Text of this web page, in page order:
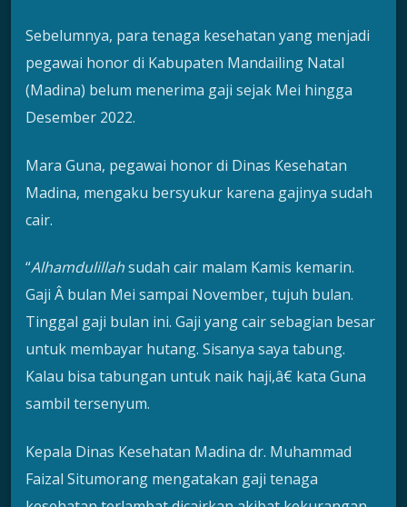
Sebelumnya, para tenaga kesehatan yang menjadi
pegawai honor di Kabupaten Mandailing Natal
(Madina) belum menerima gaji sejak Mei hingga
Desember 2022.
Mara Guna, pegawai honor di Dinas Kesehatan
Madina, mengaku bersyukur karena gajinya sudah
cair.
“Alhamdulillahsudah cair malam Kamis kemarin.
Gaji Â bulan Mei sampai November, tujuh bulan.
Tinggal gaji bulan ini. Gaji yang cair sebagian besar
untuk membayar hutang. Sisanya saya tabung.
Kalau bisa tabungan untuk naik haji,â€ kata Guna
sambil tersenyum.
Kepala Dinas Kesehatan Madina dr. Muhammad
Faizal Situmorang mengatakan gaji tenaga